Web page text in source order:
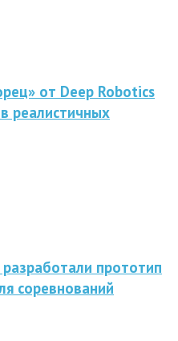
от Deep Robotics
реалистичных
прототип
соревнований